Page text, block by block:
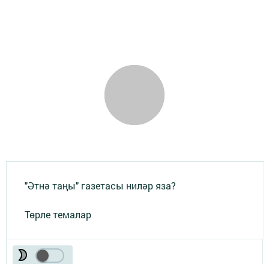
"Әтнә таңы" газетасы ниләр яза?
Төрле темалар